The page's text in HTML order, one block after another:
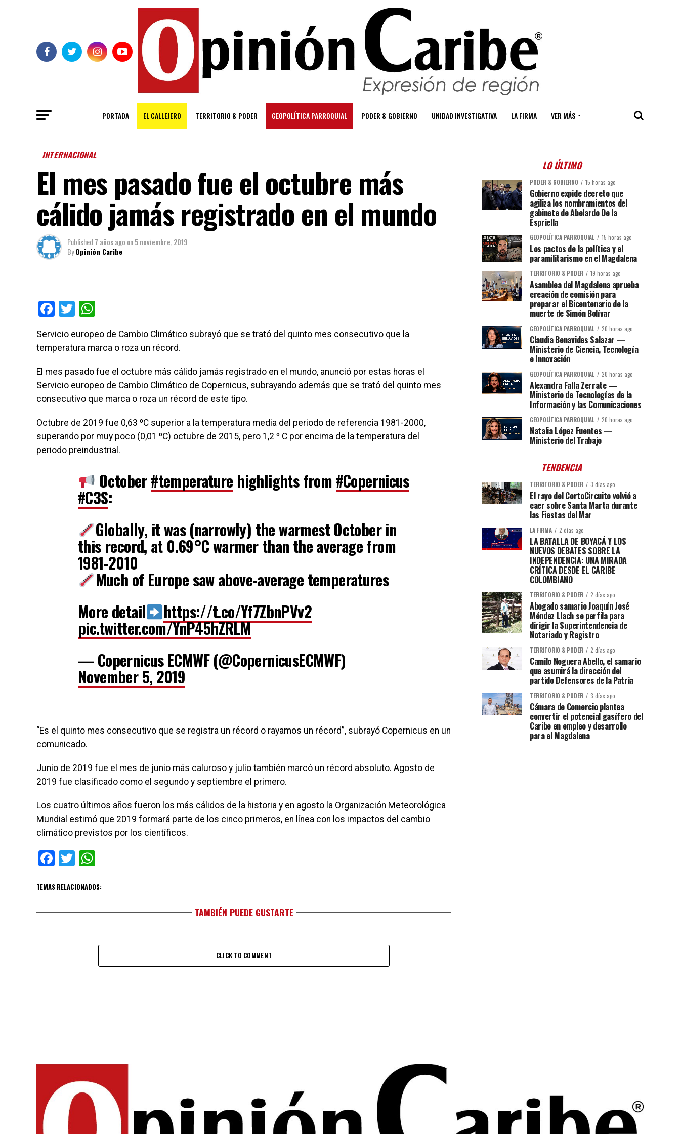
PORTADA EL CALLEJERO TERRITORIO & PODER GEOPOLÍTICA PARROQUIAL PODER & GOBIERNO UNIDAD INVESTIGATIVA LA FIRMA VER MÁS
INTERNACIONAL
El mes pasado fue el octubre más
cálido jamás registrado en el mundo
Published 7 años ago on5 noviembre, 2019
ByOpinión Caribe
Facebook
Twitter
Servicio europeo de Cambio Climático subrayó que se trató del quinto mes consecutivo que la
temperatura marca o roza un récord.
El mes pasado fue el octubre más cálido jamás registrado en el mundo, anunció por estas horas el
Servicio europeo de Cambio Climático de Copernicus, subrayando además que se trató del quinto mes
consecutivo que marca o roza un récord de este tipo.
Octubre de 2019 fue 0,63 ºC superior a la temperatura media del periodo de referencia 1981-2000,
superando por muy poco (0,01 ºC) octubre de 2015, pero 1,2 º C por encima de la temperatura del
periodo preindustrial.
October#temperature highlights from #Copernicus
#C3S:
Globally, it was (narrowly) the warmest October in
this record, at 0.69°C warmer than the average from
1981-2010
Much of Europe saw above-average temperatures
More detail
https://t.co/Yf7ZbnPVv2
pic.twitter.com/YnP45hZRLM
— Copernicus ECMWF (@CopernicusECMWF)
November 5, 2019
“Es el quinto mes consecutivo que se registra un récord o rayamos un récord”, subrayó Copernicus en un
comunicado.
Junio de 2019 fue el mes de junio más caluroso y julio también marcó un récord absoluto. Agosto de
2019 fue clasificado como el segundo y septiembre el primero.
Los cuatro últimos años fueron los más cálidos de la historia y en agosto la Organización Meteorológica
Mundial estimó que 2019 formará parte de los cinco primeros, en línea con los impactos del cambio
climático previstos por los científicos.
Facebook
Twitter
TEMAS RELACIONADOS:
TAMBIÉN PUEDE GUSTARTE
CLICK TO COMMENT
LO ÚLTIMO
PODER & GOBIERNO 15 horas ago
Gobierno expide decreto que
agiliza los nombramientos del
gabinete de Abelardo De la
Espriella
GEOPOLÍTICA PARROQUIAL 15 horas ago
Los pactos de la política y el
paramilitarismo en el Magdalena
TERRITORIO & PODER 19 horas ago
Asamblea del Magdalena aprueba
creación de comisión para
preparar el Bicentenario de la
muerte de Simón Bolívar
GEOPOLÍTICA PARROQUIAL 20 horas ago
Claudia Benavides Salazar —
Ministerio de Ciencia, Tecnología
e Innovación
GEOPOLÍTICA PARROQUIAL 20 horas ago
Alexandra Falla Zerrate —
Ministerio de Tecnologías de la
Información y las Comunicaciones
GEOPOLÍTICA PARROQUIAL 20 horas ago
Natalia López Fuentes —
Ministerio del Trabajo
TENDENCIA
TERRITORIO & PODER 3 días ago
El rayo del CortoCircuito volvió a
caer sobre Santa Marta durante
las Fiestas del Mar
LA FIRMA 2 días ago
LA BATALLA DE BOYACÁ Y LOS
NUEVOS DEBATES SOBRE LA
INDEPENDENCIA: UNA MIRADA
CRÍTICA DESDE EL CARIBE
COLOMBIANO
TERRITORIO & PODER 2 días ago
Abogado samario Joaquín José
Méndez Llach se perfila para
dirigir la Superintendencia de
Notariado y Registro
TERRITORIO & PODER 2 días ago
Camilo Noguera Abello, el samario
que asumirá la dirección del
partido Defensores de la Patria
TERRITORIO & PODER 3 días ago
Cámara de Comercio plantea
convertir el potencial gasífero del
Caribe en empleo y desarrollo
para el Magdalena